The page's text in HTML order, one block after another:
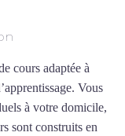
cours adaptée à
Vous
à votre domicile,
sont construits en